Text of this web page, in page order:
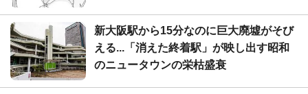
新大阪駅から15分なのに巨大廃墟がそび
える...「消えた終着駅」が映し出す昭和
のニュータウンの栄枯盛衰